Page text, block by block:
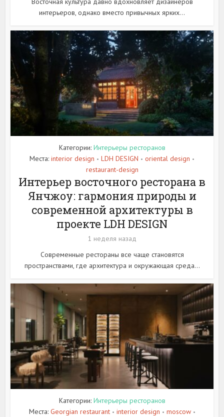
интерьеров, однако вместо привычных ярких...
Категории: Интерьеры ресторанов
Места: interior design • LDH DESIGN • oriental design •
restaurant-design
Интерьер восточного ресторана в
Янчжоу: гармония природы и
современной архитектуры в
проекте LDH DESIGN
1 неделя назад
Современные рестораны все чаще становятся
пространствами, где архитектура и окружающая среда...
Категории: Интерьеры ресторанов
Места: Georgian restaurant • interior design • moscow •